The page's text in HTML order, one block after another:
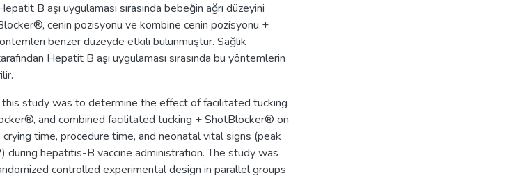
B aşı uygulaması sırasında bebeğin ağrı düzeyini
cenin pozisyonu ve kombine cenin pozisyonu +
benzer düzeyde etkili bulunmuştur. Sağlık
Hepatit B aşı uygulaması sırasında bu yöntemlerin
study was to determine the effect of facilitated tucking
and combined facilitated tucking + ShotBlocker® on
time, procedure time, and neonatal vital signs (peak
during hepatitis-B vaccine administration. The study was
controlled experimental design in parallel groups